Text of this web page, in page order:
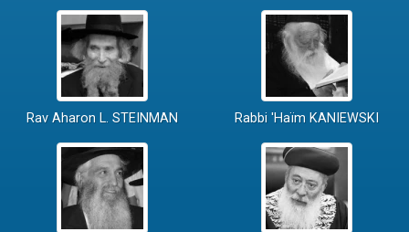
Rav Aharon L. STEINMAN Rabbi 'Haïm KANIEWSKI